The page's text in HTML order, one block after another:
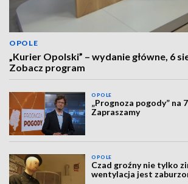
OPOLE
„Kurier Opolski” – wydanie główne, 6
Zobacz program
OPOLE
„Prognoza pogody” na
Zapraszamy
OPOLE
Czad groźny nie tylko
wentylacja jest